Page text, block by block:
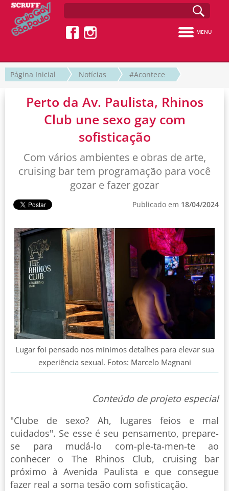
MENU
Página Inicial Notícias #Acontece
Perto da Av. Paulista, Rhinos
Club une sexo gay com
sofisticação
Com vários ambientes e obras de arte,
cruising bar tem programação para você
gozar e fazer gozar
Publicado em 18/04/2024
Lugar foi pensado nos mínimos detalhes para elevar sua
experiência sexual. Fotos: Marcelo Magnani
Conteúdo de projeto especial
"Clube de sexo? Ah, lugares feios e mal
cuidados". Se esse é seu pensamento, prepare-
se para mudá-lo com-ple-ta-men-te ao
conhecer o The Rhinos Club, cruising bar
próximo à Avenida Paulista e que consegue
fazer real a soma tesão com sofisticação.